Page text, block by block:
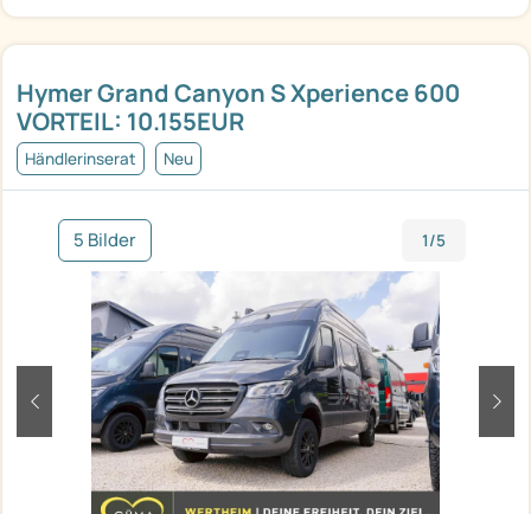
Hymer Grand Canyon S Xperience 600
VORTEIL: 10.155EUR
Händlerinserat Neu
5 Bilder 1/5
zurück